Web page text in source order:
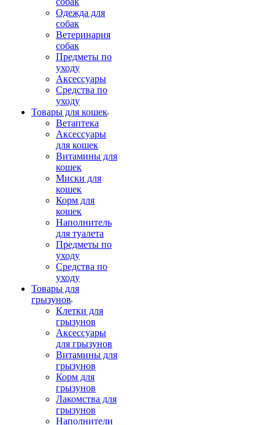
Одежда для
собак
Ветеринария
собак
Предметы по
уходу
Аксессуары
Средства по
уходу
Товары для кошек
Ветаптека
Аксессуары
для кошек
Витамины для
кошек
Миски для
кошек
Корм для
кошек
Наполнитель
для туалета
Предметы по
уходу
Средства по
уходу
Товары для
грызунов
Клетки для
грызунов
Аксессуары
для грызунов
Витамины для
грызунов
Корм для
грызунов
Лакомства для
грызунов
Наполнители